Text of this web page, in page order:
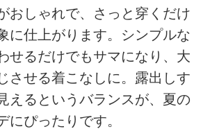
おしゃれで、さっと穿くだけ
に仕上がります。シンプルな
せるだけでもサマになり、大
させる着こなしに。露出しす
えるというバランスが、夏の
にぴったりです。